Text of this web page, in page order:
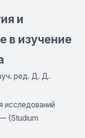
и
в изучение
ред. Д. Д.
исследований
(Studium